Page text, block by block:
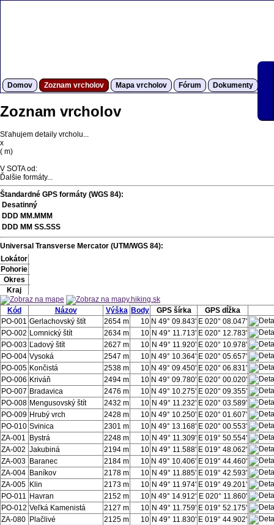
Domov Zoznam vrcholov Mapa vrcholov Fórum Dokumenty
Zoznam vrcholov
Sťahujem detaily vrcholu...
x
( m)
V SOTA od:
Ďalšie formáty...
Štandardné GPS formáty (WGS 84):
Desatinný
DDD MM.MMM
DDD MM SS.SSS
Universal Transverse Mercator (UTM/WGS 84):
Lokátor
Pohorie
Okres
Kraj
Kód Názov Výška Body GPS šírka
GPS dĺžka
PO-001 Gerlachovský štít 2654 m 10 N 49° 09.843' E 020° 08.047'
PO-002 Lomnický štít 2634 m 10 N 49° 11.713' E 020° 12.783'
PO-003 Ľadový štít 2627 m 10 N 49° 11.920' E 020° 10.978'
PO-004 Vysoká 2547 m 10 N 49° 10.364' E 020° 05.657'
PO-005 Končistá 2538 m 10 N 49° 09.450' E 020° 06.831'
PO-006 Kriváň 2494 m 10 N 49° 09.780' E 020° 00.020'
PO-007 Bradavica 2476 m 10 N 49° 10.275' E 020° 09.355'
PO-008 Mengusovský štít 2432 m 10 N 49° 11.232' E 020° 03.589'
PO-009 Hrubý vrch 2428 m 10 N 49° 10.250' E 020° 01.607'
PO-010 Svinica 2301 m 10 N 49° 13.168' E 020° 00.553'
ZA-001
Bystrá 2248 m 10 N 49° 11.309' E 019° 50.554'
ZA-002 Jakubiná 2194 m 10 N 49° 11.588' E 019° 48.062'
ZA-003 Baranec 2184 m 10 N 49° 10.406' E 019° 44.460'
ZA-004 Baníkov 2178 m 10 N 49° 11.885' E 019° 42.593'
ZA-005 Klin 2173 m 10 N 49° 11.974' E 019° 49.201'
PO-011 Havran 2152 m 10 N 49° 14.912' E 020° 11.860'
PO-012 Veľká Kamenistá 2127 m 10 N 49° 11.759' E 019° 52.175'
ZA-080 Plačlivé 2125 m 10 N 49° 11.830' E 019° 44.902'